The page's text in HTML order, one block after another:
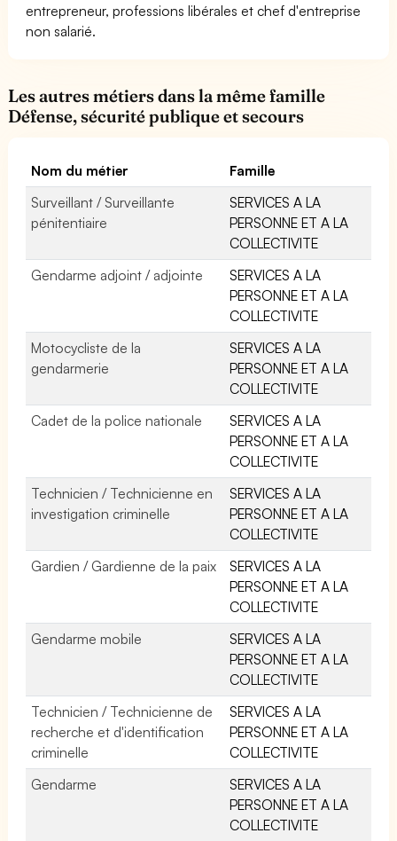
entrepreneur, professions libérales et chef d'entreprise
non salarié.
Les autres métiers dans la même famille
Défense, sécurité publique et secours
Nom du métier
Famille
Surveillant / Surveillante
pénitentiaire
SERVICES A LA
PERSONNE ET A LA
COLLECTIVITE
Gendarme adjoint / adjointe
SERVICES A LA
PERSONNE ET A LA
COLLECTIVITE
Motocycliste de la
gendarmerie
SERVICES A LA
PERSONNE ET A LA
COLLECTIVITE
Cadet de la police nationale
SERVICES A LA
PERSONNE ET A LA
COLLECTIVITE
Technicien / Technicienne en
investigation criminelle
SERVICES A LA
PERSONNE ET A LA
COLLECTIVITE
Gardien / Gardienne de la paix
SERVICES A LA
PERSONNE ET A LA
COLLECTIVITE
Gendarme mobile
SERVICES A LA
PERSONNE ET A LA
COLLECTIVITE
Technicien / Technicienne de
recherche et d'identification
criminelle
SERVICES A LA
PERSONNE ET A LA
COLLECTIVITE
Gendarme
SERVICES A LA
PERSONNE ET A LA
COLLECTIVITE